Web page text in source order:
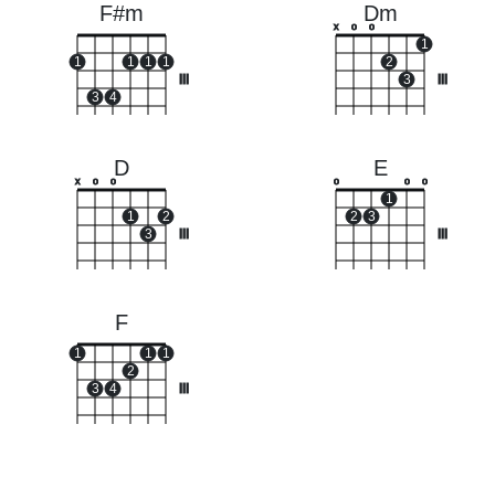
F#m
1
3 4
1 1 1
Dm
x o o
2
3
1
D
x o o
1
3
2
E
o
2 3
1
o o
F
1
3 4
2
1 1